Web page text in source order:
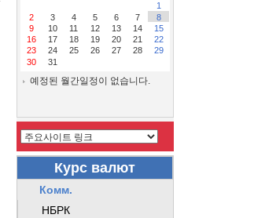
1
2
3 4 5 6 7
8
9
10 11 12 13 14
15
16
17 18 19 20 21
22
23
24 25 26 27 28
29
30
31
예정된 월간일정이 없습니다.